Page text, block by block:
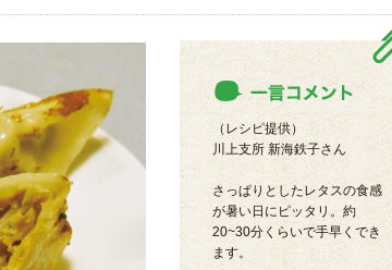
（レシピ提供）
川上支所 新海鉄子さん
さっぱりとしたレタスの食感
が暑い日にピッタリ。約
20~30分くらいで手早くでき
ます。